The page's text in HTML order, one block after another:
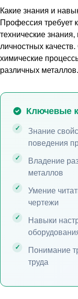
Какие знания и
Профессия требует
технические
личностных
химические
различных металлов.
Ключевые
Знание
поведения
Владение
металлов
Умение
чертежи
Навыки
Понимание
труда